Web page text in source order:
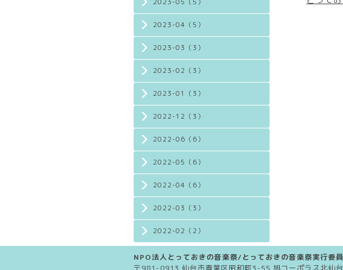
2023-04（5）
2023-03（3）
2023-02（3）
2023-01（3）
2022-12（3）
2022-06（6）
2022-05（6）
2022-04（6）
2022-03（3）
2022-02（2）
NPO法人とっておきの音楽祭/とっておきの音楽祭実行委
〒981-0913 仙台市青葉区昭和町3-55 旭コーポラス北仙